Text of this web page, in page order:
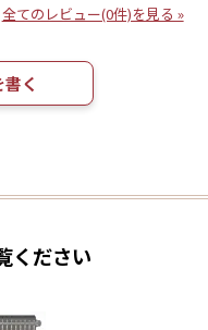
全てのレビュー(0件)を見る »
く
ください